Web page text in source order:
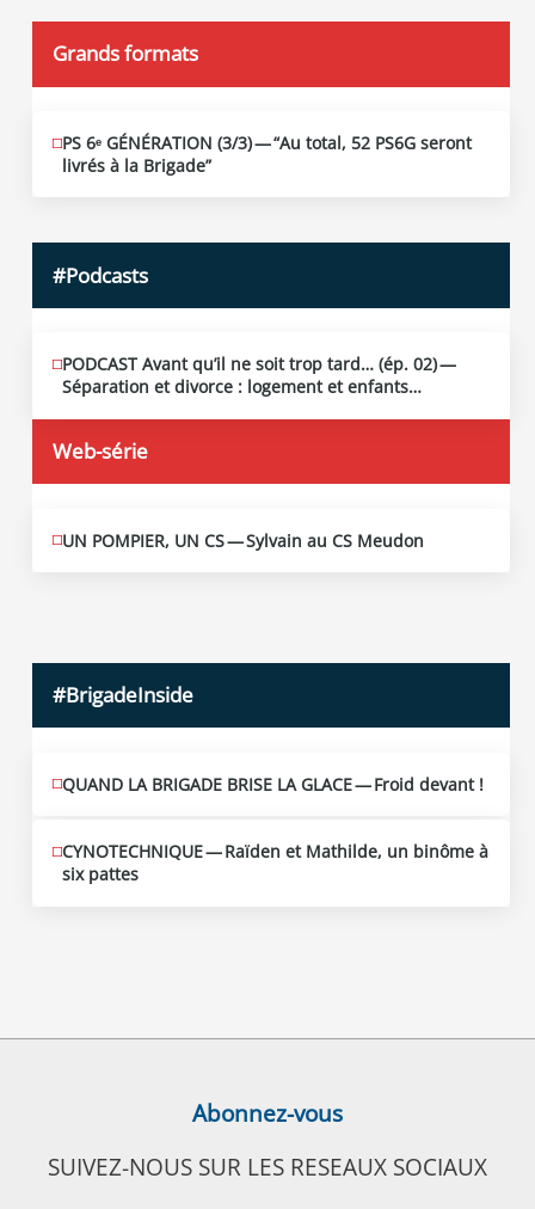
Grands formats
JUIN
19
PS 6ᵉ GÉNÉRATION (3/​3) — “Au total, 52 PS6G seront
livrés à la Brigade”
#Podcasts
MAI
13
2026
PODCAST Avant qu’il ne soit trop tard… (ép. 02) —
Séparation et divorce : logement et enfants…
Web-série
MAI
10
UN POMPIER, UN CS — Sylvain au CS Meudon
#BrigadeInside
QUAND LA BRIGADE BRISE LA GLACE — Froid devant !
CYNOTECHNIQUE — Raïden et Mathilde, un binôme à
six pattes
Abonnez-vous
SUIVEZ-NOUS SUR LES RESEAUX SOCIAUX